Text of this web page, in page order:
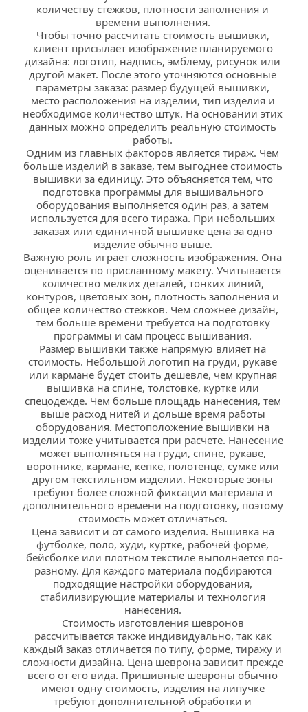
количеству стежков, плотности заполнения и
времени выполнения.
Чтобы точно рассчитать стоимость вышивки,
клиент присылает изображение планируемого
дизайна: логотип, надпись, эмблему, рисунок или
другой макет. После этого уточняются основные
параметры заказа: размер будущей вышивки,
место расположения на изделии, тип изделия и
необходимое количество штук. На основании этих
данных можно определить реальную стоимость
работы.
Одним из главных факторов является тираж. Чем
больше изделий в заказе, тем выгоднее стоимость
вышивки за единицу. Это объясняется тем, что
подготовка программы для вышивального
оборудования выполняется один раз, а затем
используется для всего тиража. При небольших
заказах или единичной вышивке цена за одно
изделие обычно выше.
Важную роль играет сложность изображения. Она
оценивается по присланному макету. Учитывается
количество мелких деталей, тонких линий,
контуров, цветовых зон, плотность заполнения и
общее количество стежков. Чем сложнее дизайн,
тем больше времени требуется на подготовку
программы и сам процесс вышивания.
Размер вышивки также напрямую влияет на
стоимость. Небольшой логотип на груди, рукаве
или кармане будет стоить дешевле, чем крупная
вышивка на спине, толстовке, куртке или
спецодежде. Чем больше площадь нанесения, тем
выше расход нитей и дольше время работы
оборудования. Местоположение вышивки на
изделии тоже учитывается при расчете. Нанесение
может выполняться на груди, спине, рукаве,
воротнике, кармане, кепке, полотенце, сумке или
другом текстильном изделии. Некоторые зоны
требуют более сложной фиксации материала и
дополнительного времени на подготовку, поэтому
стоимость может отличаться.
Цена зависит и от самого изделия. Вышивка на
футболке, поло, худи, куртке, рабочей форме,
бейсболке или плотном текстиле выполняется по-
разному. Для каждого материала подбираются
подходящие настройки оборудования,
стабилизирующие материалы и технология
нанесения.
Стоимость изготовления шевронов
рассчитывается также индивидуально, так как
каждый заказ отличается по типу, форме, тиражу и
сложности дизайна. Цена шеврона зависит прежде
всего от его вида. Пришивные шевроны обычно
имеют одну стоимость, изделия на липучке
требуют дополнительной обработки и